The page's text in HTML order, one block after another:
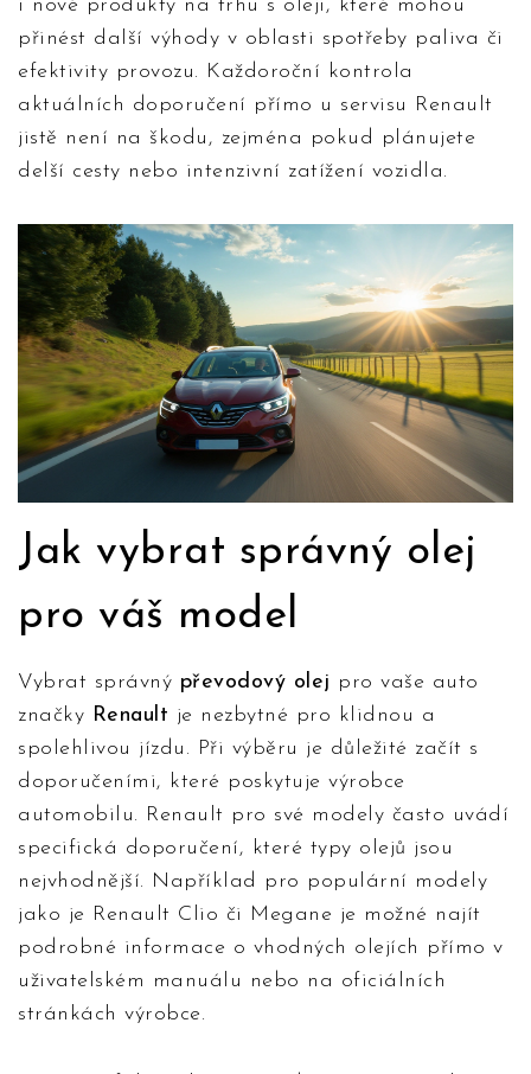
i nové produkty na trhu s oleji, které mohou
přinést další výhody v oblasti spotřeby paliva či
efektivity provozu. Každoroční kontrola
aktuálních doporučení přímo u servisu Renault
jistě není na škodu, zejména pokud plánujete
delší cesty nebo intenzivní zatížení vozidla.
Jak vybrat správný olej
pro váš model
Vybrat správný převodový olej pro vaše auto
značky Renault je nezbytné pro klidnou a
spolehlivou jízdu. Při výběru je důležité začít s
doporučeními, které poskytuje výrobce
automobilu. Renault pro své modely často uvádí
specifická doporučení, které typy olejů jsou
nejvhodnější. Například pro populární modely
jako je Renault Clio či Megane je možné najít
podrobné informace o vhodných olejích přímo v
uživatelském manuálu nebo na oficiálních
stránkách výrobce.